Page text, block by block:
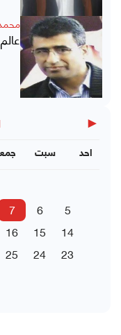
◀
سبت احد
5
6
7
14
15
16
23
24
25